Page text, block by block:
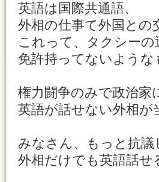
英語は国際共通語、
外相の仕事て外国との
これって、タクシー
免許持ってないような
権力闘争のみで政治
英語が話せない外相
みなさん、もっと抗議
外相だけでも英語話